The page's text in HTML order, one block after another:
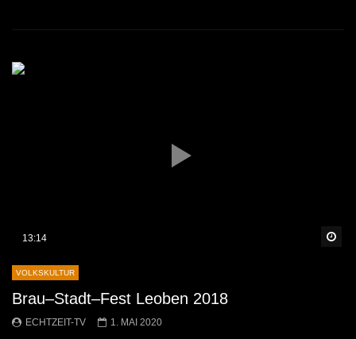
13:14
VOLKSKULTUR
Brau–Stadt–Fest Leoben 2018
ECHTZEIT-TV 1. MAI 2020